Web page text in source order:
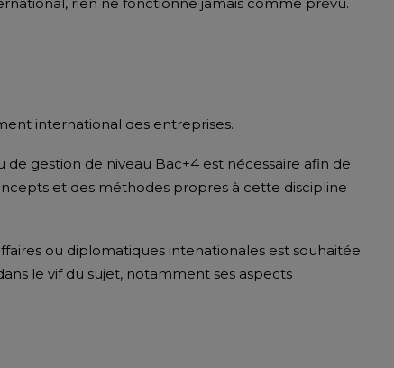
international des entreprises.
gestion de niveau Bac+4 est nécessaire afin de
et des méthodes propres à cette discipline
ou diplomatiques intenationales est souhaitée
le vif du sujet, notamment ses aspects